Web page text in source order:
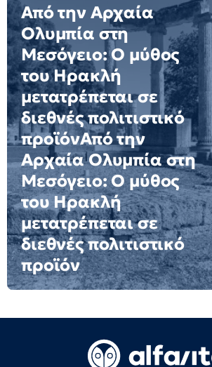
Από την Αρχαία
Ολυμπία στη
Μεσόγειο: Ο μύθος
του Ηρακλή
μετατρέπεται σε
διεθνές πολιτιστικό
προϊόνΑπό την
Αρχαία Ολυμπία στη
Μεσόγειο: Ο μύθος
του Ηρακλή
μετατρέπεται σε
διεθνές πολιτιστικό
προϊόν